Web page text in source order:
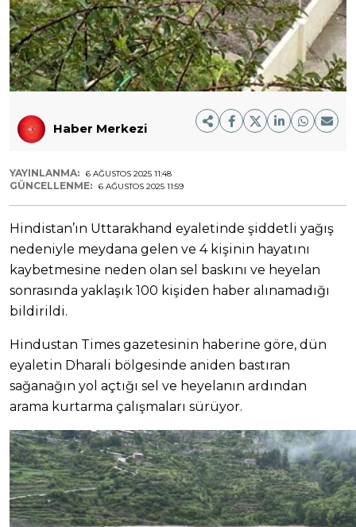
Haber Merkezi
YAYINLANMA: 6 AĞUSTOS 2025 11:48
GÜNCELLENME: 6 AĞUSTOS 2025 11:59
Hindistan’ın Uttarakhand eyaletinde şiddetli yağış
nedeniyle meydana gelen ve 4 kişinin hayatını
kaybetmesine neden olan sel baskını ve heyelan
sonrasında yaklaşık 100 kişiden haber alınamadığı
bildirildi.
Hindustan Times gazetesinin haberine göre, dün
eyaletin Dharali bölgesinde aniden bastıran
sağanağın yol açtığı sel ve heyelanın ardından
arama kurtarma çalışmaları sürüyor.